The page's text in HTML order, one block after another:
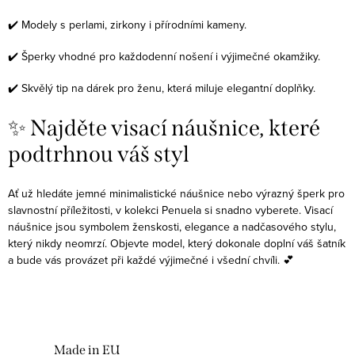
✔️ Modely s perlami, zirkony i přírodními kameny.
✔️ Šperky vhodné pro každodenní nošení i výjimečné okamžiky.
✔️ Skvělý tip na dárek pro ženu, která miluje elegantní doplňky.
✨ Najděte visací náušnice, které
podtrhnou váš styl
Ať už hledáte jemné minimalistické náušnice nebo výrazný šperk pro
slavnostní příležitosti, v kolekci Penuela si snadno vyberete. Visací
náušnice jsou symbolem ženskosti, elegance a nadčasového stylu,
který nikdy neomrzí. Objevte model, který dokonale doplní váš šatník
a bude vás provázet při každé výjimečné i všední chvíli. 💕
Made in EU